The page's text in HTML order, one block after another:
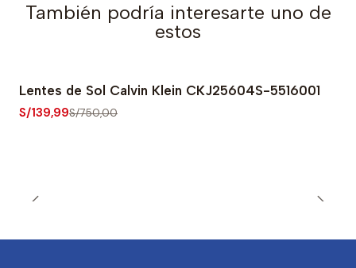
También podría interesarte uno de
estos
-81% OFF
Lentes de Sol Calvin Klein CKJ25604S-5516001
S/139,99S/750,00